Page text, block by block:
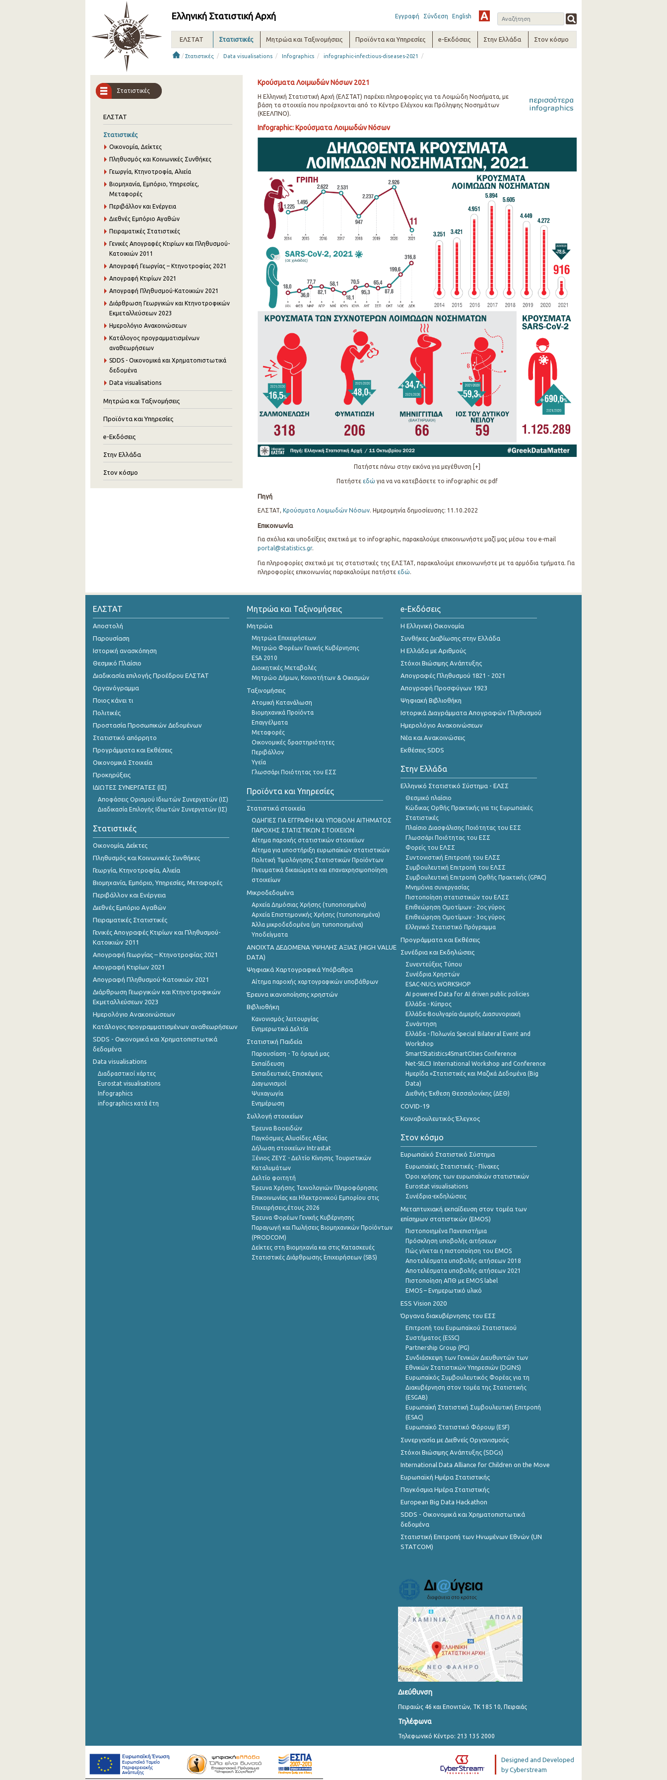
Ελληνική Στατιστική Αρχή Εγγραφή Σύνδεση English
ΕΛΣΤΑΤ Στατιστικές Μητρώα και Ταξινομήσεις Προϊόντα και Υπηρεσίες e-Εκδόσεις Στην Ελλάδα Στον κόσμο
/ Στατιστικές / Data visualisations / Infographics / infographic-infectious-diseases-2021 /
Στατιστικές
ΕΛΣΤΑΤ
Στατιστικές
Οικονομία, Δείκτες
Πληθυσμός και Κοινωνικές Συνθήκες
Γεωργία, Κτηνοτροφία, Αλιεία
Βιομηχανία, Εμπόριο, Υπηρεσίες,
Μεταφορές
Περιβάλλον και Ενέργεια
Διεθνές Εμπόριο Αγαθών
Πειραματικές Στατιστικές
Γενικές Απογραφές Κτιρίων και Πληθυσμού-
Κατοικιών 2011
Απογραφή Γεωργίας – Κτηνοτροφίας 2021
Απογραφή Κτιρίων 2021
Απογραφή Πληθυσμού-Κατοικιών 2021
Διάρθρωση Γεωργικών και Κτηνοτροφικών
Εκμεταλλεύσεων 2023
Ημερολόγιο Ανακοινώσεων
Κατάλογος προγραμματισμένων
αναθεωρήσεων
SDDS - Οικονομικά και Χρηματοπιστωτικά
δεδομένα
Data visualisations
Μητρώα και Ταξινομήσεις
Προϊόντα και Υπηρεσίες
e-Εκδόσεις
Στην Ελλάδα
Στον κόσμο
Κρούσματα Λοιμωδών Νόσων 2021
Η Ελληνική Στατιστική Αρχή (ΕΛΣΤΑΤ) παρέχει πληροφορίες για τα Λοιμώδη Νοσήματα, με
βάση τα στοιχεία που προέρχονται από το Κέντρο Ελέγχου και Πρόληψης Νοσημάτων
(ΚΕΕΛΠΝΟ).
Infographic: Κρούσματα Λοιμωδών Νόσων
Πατήστε πάνω στην εικόνα για μεγέθυνση [+]
Πατήστε εδώ για να να κατεβάσετε το infographic σε pdf
Πηγή
ΕΛΣΤΑΤ, Κρούσματα Λοιμωδών Νόσων. Ημερομηνία δημοσίευσης: 11.10.2022
Επικοινωνία
Για σχόλια και υποδείξεις σχετικά με το infographic, παρακαλούμε επικοινωνήστε μαζί μας μέσω του e-mail
portal@statistics.gr.
Για πληροφορίες σχετικά με τις στατιστικές της ΕΛΣΤΑΤ, παρακαλούμε επικοινωνήστε με τα αρμόδια τμήματα. Για
πληροφορίες επικοινωνίας παρακαλούμε πατήστε εδώ.
ΕΛΣΤΑΤ
Αποστολή
Παρουσίαση
Ιστορική ανασκόπηση
Θεσμικό Πλαίσιο
Διαδικασία επιλογής Προέδρου ΕΛΣΤΑΤ
Οργανόγραμμα
Ποιος κάνει τι
Πολιτικές
Προστασία Προσωπικών Δεδομένων
Στατιστικό απόρρητο
Προγράμματα και Εκθέσεις
Οικονομικά Στοιχεία
Προκηρύξεις
ΙΔΙΩΤΕΣ ΣΥΝΕΡΓΑΤΕΣ (ΙΣ)
Αποφάσεις Ορισμού Ιδιωτών Συνεργατών (ΙΣ)
Διαδικασία Επιλογής Ιδιωτών Συνεργατών (ΙΣ)
Στατιστικές
Οικονομία, Δείκτες
Πληθυσμός και Κοινωνικές Συνθήκες
Γεωργία, Κτηνοτροφία, Αλιεία
Βιομηχανία, Εμπόριο, Υπηρεσίες, Μεταφορές
Περιβάλλον και Ενέργεια
Διεθνές Εμπόριο Αγαθών
Πειραματικές Στατιστικές
Γενικές Απογραφές Κτιρίων και Πληθυσμού-
Κατοικιών 2011
Απογραφή Γεωργίας – Κτηνοτροφίας 2021
Απογραφή Κτιρίων 2021
Απογραφή Πληθυσμού-Κατοικιών 2021
Διάρθρωση Γεωργικών και Κτηνοτροφικών
Εκμεταλλεύσεων 2023
Ημερολόγιο Ανακοινώσεων
Κατάλογος προγραμματισμένων αναθεωρήσεων
SDDS - Οικονομικά και Χρηματοπιστωτικά
δεδομένα
Data visualisations
Διαδραστικοί χάρτες
Eurostat visualisations
Infographics
infographics κατά έτη
Μητρώα και Ταξινομήσεις
Μητρώα
Μητρώα Επιχειρήσεων
Μητρώο Φορέων Γενικής Κυβέρνησης
ESA 2010
Διοικητικές Μεταβολές
Μητρώο Δήμων, Κοινοτήτων & Οικισμών
Ταξινομήσεις
Ατομική Κατανάλωση
Βιομηχανικά Προϊόντα
Επαγγέλματα
Μεταφορές
Οικονομικές δραστηριότητες
Περιβάλλον
Υγεία
Γλωσσάρι Ποιότητας του ΕΣΣ
Προϊόντα και Υπηρεσίες
Στατιστικά στοιχεία
ΟΔΗΓΙΕΣ ΓΙΑ ΕΓΓΡΑΦΗ ΚΑΙ ΥΠΟΒΟΛΗ ΑΙΤΗΜΑΤΟΣ
ΠΑΡΟΧΗΣ ΣΤΑΤΙΣΤΙΚΩΝ ΣΤΟΙΧΕΙΩΝ
Αίτημα παροχής στατιστικών στοιχείων
Αίτημα για υποστήριξη ευρωπαϊκών στατιστικών
Πολιτική Τιμολόγησης Στατιστικών Προϊόντων
Πνευματικά δικαιώματα και επαναχρησιμοποίηση
στοιχείων
Μικροδεδομένα
Αρχεία Δημόσιας Χρήσης (τυποποιημένα)
Αρχεία Επιστημονικής Χρήσης (τυποποιημένα)
Άλλα μικροδεδομένα (μη τυποποιημένα)
Υποδείγματα
ANOIXTA ΔΕΔΟΜΕΝΑ ΥΨΗΛΗΣ ΑΞΙΑΣ (HIGH VALUE
DATA)
Ψηφιακά Χαρτογραφικά Υπόβαθρα
Αίτημα παροχής χαρτογραφικών υποβάθρων
Έρευνα ικανοποίησης χρηστών
Βιβλιοθήκη
Κανονισμός λειτουργίας
Ενημερωτικά Δελτία
Στατιστική Παιδεία
Παρουσίαση - Το όραμά μας
Εκπαίδευση
Εκπαιδευτικές Επισκέψεις
Διαγωνισμοί
Ψυχαγωγία
Ενημέρωση
Συλλογή στοιχείων
Έρευνα Βοοειδών
Παγκόσμιες Αλυσίδες Αξίας
Δήλωση στοιχείων Intrastat
Ξένιος ΖΕΥΣ - Δελτίο Κίνησης Τουριστικών
Καταλυμάτων
Δελτίο φοιτητή
Έρευνα Χρήσης Τεχνολογιών Πληροφόρησης
Επικοινωνίας και Ηλεκτρονικού Εμπορίου στις
Επιχειρήσεις,έτους 2026
Έρευνα Φορέων Γενικής Κυβέρνησης
Παραγωγή και Πωλήσεις Βιομηχανικών Προϊόντων
(PRODCOM)
Δείκτες στη Βιομηχανία και στις Κατασκευές
Στατιστικές Διάρθρωσης Επιχειρήσεων (SBS)
e-Εκδόσεις
Η Ελληνική Οικονομία
Συνθήκες Διαβίωσης στην Ελλάδα
Η Ελλάδα με Αριθμούς
Στόχοι Βιώσιμης Ανάπτυξης
Απογραφές Πληθυσμού 1821 - 2021
Απογραφή Προσφύγων 1923
Ψηφιακή Βιβλιοθήκη
Ιστορικά Διαγράμματα Απογραφών Πληθυσμού
Ημερολόγιο Ανακοινώσεων
Νέα και Ανακοινώσεις
Εκθέσεις SDDS
Στην Ελλάδα
Ελληνικό Στατιστικό Σύστημα - ΕΛΣΣ
Θεσμικό πλαίσιο
Κώδικας Ορθής Πρακτικής για τις Ευρωπαϊκές
Στατιστικές
Πλαίσιο Διασφάλισης Ποιότητας του ΕΣΣ
Γλωσσάρι Ποιότητας του ΕΣΣ
Φορείς του ΕΛΣΣ
Συντονιστική Επιτροπή του ΕΛΣΣ
Συμβουλευτική Επιτροπή του ΕΛΣΣ
Συμβουλευτική Επιτροπή Ορθής Πρακτικής (GPAC)
Μνημόνια συνεργασίας
Πιστοποίηση στατιστικών του ΕΛΣΣ
Επιθεώρηση Ομοτίμων - 2ος γύρος
Επιθεώρηση Ομοτίμων - 3ος γύρος
Ελληνικό Στατιστικό Πρόγραμμα
Προγράμματα και Εκθέσεις
Συνέδρια και Εκδηλώσεις
Συνεντεύξεις Τύπου
Συνέδρια Χρηστών
ESAC-NUCs WORKSHOP
AI powered Data for AI driven public policies
Ελλάδα - Κύπρος
Ελλάδα-Βουλγαρία-Διμερής Διασυνοριακή
Συνάντηση
Ελλάδα - Πολωνία Special Bilateral Event and
Workshop
SmartStatistics4SmartCities Conference
Net-SILC3 International Workshop and Conference
Ημερίδα «Στατιστικές και Μαζικά Δεδομένα (Big
Data)
Διεθνής Έκθεση Θεσσαλονίκης (ΔΕΘ)
COVID-19
Κοινοβουλευτικός Έλεγχος
Στον κόσμο
Ευρωπαϊκό Στατιστικό Σύστημα
Ευρωπαϊκές Στατιστικές - Πίνακες
Όροι χρήσης των ευρωπαΪκών στατιστικών
Eurostat visualisations
Συνέδρια-εκδηλώσεις
Μεταπτυχιακή εκπαίδευση στον τομέα των
επίσημων στατιστικών (EMOS)
Πιστοποιημένα Πανεπιστήμια
Πρόσκληση υποβολής αιτήσεων
Πώς γίνεται η πιστοποίηση του EMOS
Αποτελέσματα υποβολής αιτήσεων 2018
Αποτελέσματα υποβολής αιτήσεων 2021
Πιστοποίηση ΑΠΘ με EMOS label
EMOS – Ενημερωτικό υλικό
ESS Vision 2020
Όργανα διακυβέρνησης του ΕΣΣ
Επιτροπή του Ευρωπαϊκού Στατιστικού
Συστήματος (ESSC)
Partnership Group (PG)
Συνδιάσκεψη των Γενικών Διευθυντών των
Εθνικών Στατιστικών Υπηρεσιών (DGINS)
Ευρωπαϊκός Συμβουλευτικός Φορέας για τη
Διακυβέρνηση στον τομέα της Στατιστικής
(ESGAB)
Ευρωπαϊκή Στατιστική Συμβουλευτική Επιτροπή
(ESAC)
Ευρωπαϊκό Στατιστικό Φόρουμ (ESF)
Συνεργασία με Διεθνείς Οργανισμούς
Στόχοι Βιώσιμης Ανάπτυξης (SDGs)
International Data Alliance for Children on the Move
Ευρωπαϊκή Ημέρα Στατιστικής
Παγκόσμια Ημέρα Στατιστικής
European Big Data Hackathon
SDDS - Οικονομικά και Χρηματοπιστωτικά
δεδομένα
Στατιστική Επιτροπή των Ηνωμένων Εθνών (UN
STATCOM)
Διεύθυνση
Πειραιώς 46 και Επονιτών, ΤΚ 185 10, Πειραιάς
Τηλέφωνα
Τηλεφωνικό Κέντρο: 213 135 2000
Designed and Developed
by Cyberstream